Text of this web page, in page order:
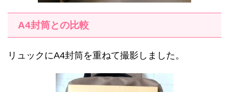
A4封筒との比較
リュックにA4封筒を重ねて撮影しました。